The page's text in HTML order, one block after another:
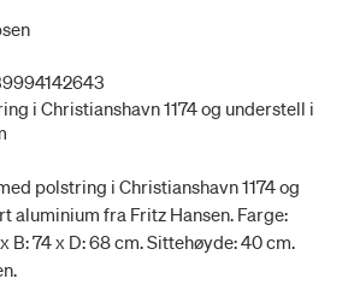
i Christianshavn 1174 og understell i
polstring i Christianshavn 1174 og
aluminium fra Fritz Hansen. Farge:
B: 74 x D: 68 cm. Sittehøyde: 40 cm.